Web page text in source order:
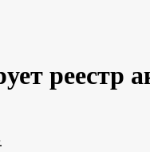
реестр